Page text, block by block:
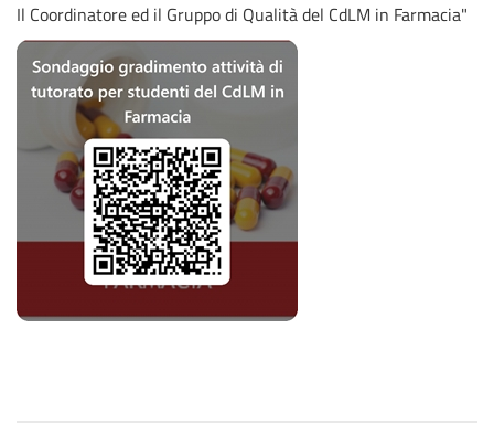
Il Coordinatore ed il Gruppo di Qualità del CdLM in Farmacia"